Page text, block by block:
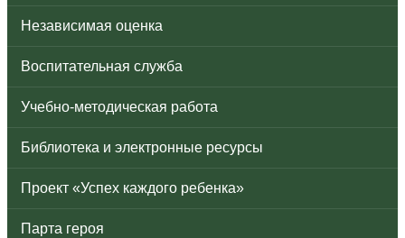
Независимая оценка
Воспитательная служба
Учебно-методическая работа
Библиотека и электронные ресурсы
Проект «Успех каждого ребенка»
Парта героя